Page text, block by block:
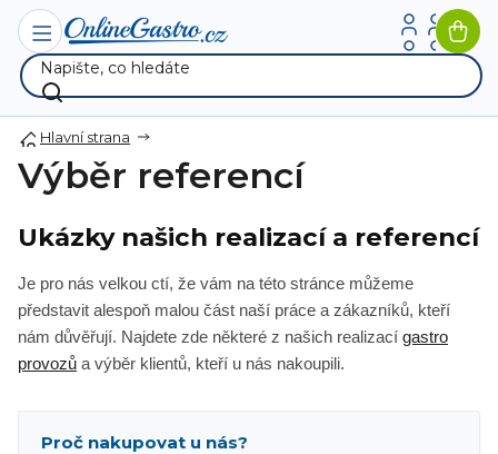
Přejít
obsah
Hlavní strana
Výběr referencí
Ukázky našich realizací a referencí
Je pro nás velkou ctí, že vám na této stránce můžeme
představit alespoň malou část naší práce a zákazníků, kteří
nám důvěřují. Najdete zde některé z našich realizací gastro
provozů a výběr klientů, kteří u nás nakoupili.
Proč nakupovat u nás?